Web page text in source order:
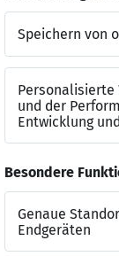
deutschen
zu
durch